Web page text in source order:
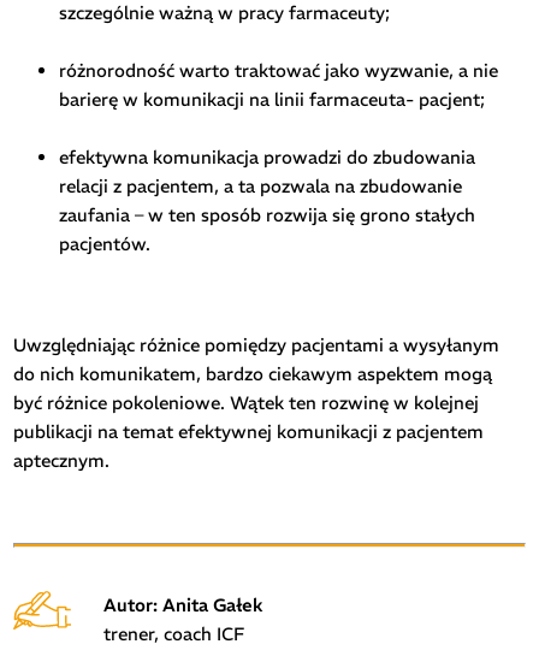
szczególnie ważną w pracy farmaceuty;
różnorodność warto traktować jako wyzwanie, a nie
barierę w komunikacji na linii farmaceuta- pacjent;
efektywna komunikacja prowadzi do zbudowania
relacji z pacjentem, a ta pozwala na zbudowanie
zaufania – w ten sposób rozwija się grono stałych
pacjentów.
Uwzględniając różnice pomiędzy pacjentami a wysyłanym
do nich komunikatem, bardzo ciekawym aspektem mogą
być różnice pokoleniowe. Wątek ten rozwinę w kolejnej
publikacji na temat efektywnej komunikacji z pacjentem
aptecznym.
Autor: Anita Gałek
trener, coach ICF